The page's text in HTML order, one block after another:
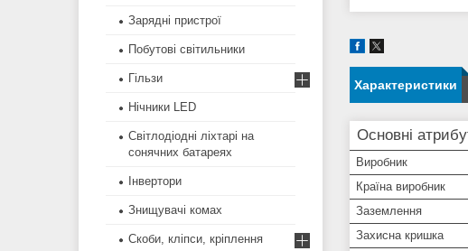
Характеристики
Основні
Виробник
Країна виробник
Заземлення
Захисна кришка
Зарядні пристрої
Побутові світильники
Гільзи
Нічники LED
Світлодіодні ліхтарі на
сонячних батареях
Інвертори
Знищувачі комах
Скоби, кліпси, кріплення